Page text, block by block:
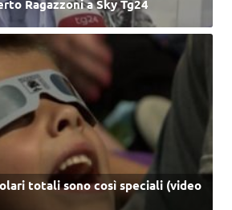
Ragazzoni a Sky Tg24
totali sono così speciali (video